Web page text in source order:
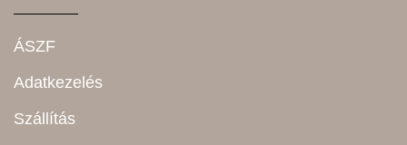
ÁSZF
Adatkezelés
Szállítás